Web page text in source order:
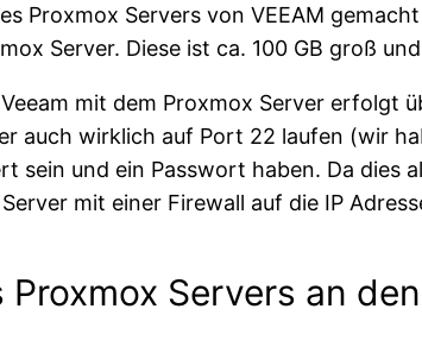
Proxmox Servers von VEEAM
Server. Diese ist ca. 100 GB groß
mit dem Proxmox Server
auch wirklich auf Port 22 laufen (wir
sein und ein Passwort haben. Da dies
mit einer Firewall auf die IP
Servers an